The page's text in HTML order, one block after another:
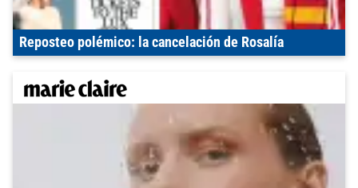
Reposteo polémico: la cancelación de Rosalía